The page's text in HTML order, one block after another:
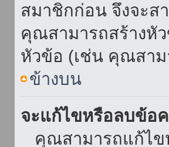
สมาชิกก่อน จึงจะส
คุณสามารถสร้างหั
หัวข้อ (เช่น คุณสา
ข้างบน
จะแก้ไขหรือลบข้อ
คุณสามารถแก้ไข